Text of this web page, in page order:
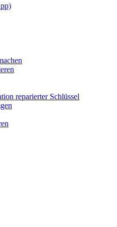
reparierter Schlüssel